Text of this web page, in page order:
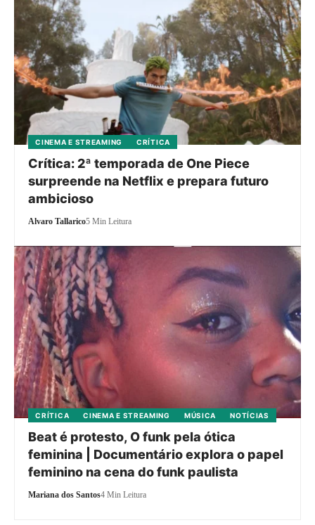
CINEMA E STREAMING CRÍTICA
Crítica: 2ª temporada de One Piece
surpreende na Netflix e prepara futuro
ambicioso
Alvaro Tallarico5 Min Leitura
CRÍTICA CINEMA E STREAMING MÚSICA NOTÍCIAS
Beat é protesto, O funk pela ótica
feminina | Documentário explora o papel
feminino na cena do funk paulista
Mariana dos Santos4 Min Leitura